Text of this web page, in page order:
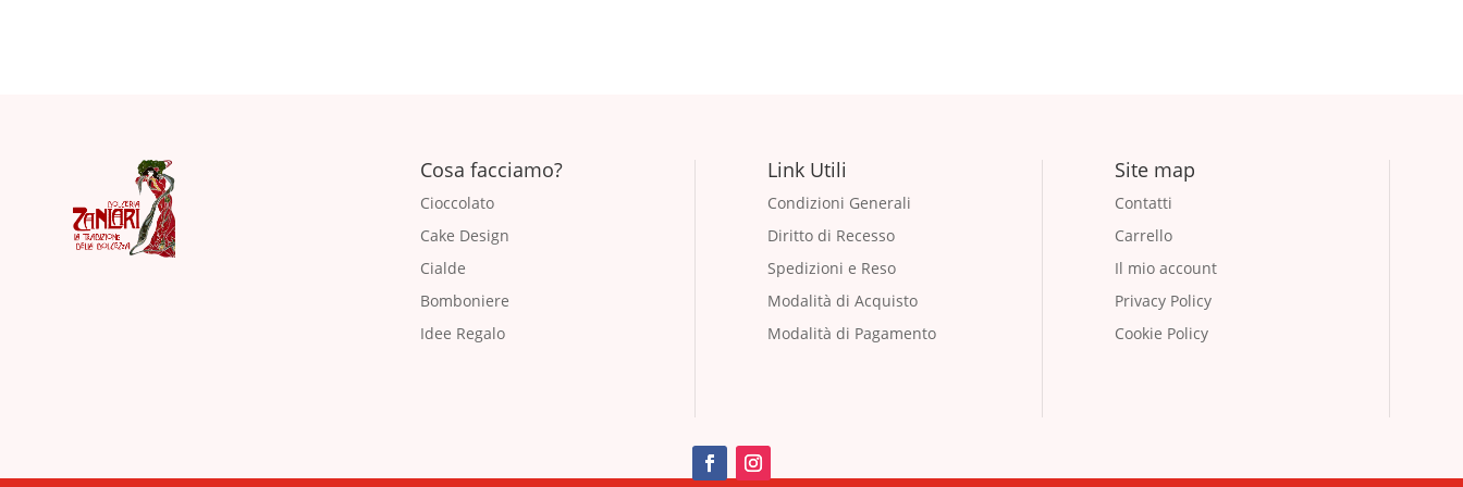
Cosa facciamo?
Cioccolato
Cake Design
Cialde
Bomboniere
Idee Regalo
Link Utili
Condizioni Generali
Diritto di Recesso
Spedizioni e Reso
Modalità di Acquisto
Modalità di Pagamento
Site map
Contatti
Carrello
Il mio account
Privacy Policy
Cookie Policy